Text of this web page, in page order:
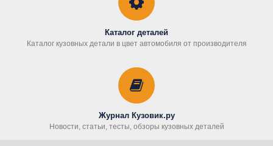
Каталог деталей
Каталог кузовных детали в цвет автомобиля от производителя
Журнал Кузовик.ру
Новости, статьи, тесты, обзоры кузовных деталей